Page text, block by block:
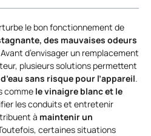
le bon fonctionnement de
des mauvaises odeurs
d’envisager un remplacement
plusieurs solutions permettent
sans risque pour l’appareil.
comme le vinaigre blanc et le
les conduits et entretenir
à maintenir un
certaines situations